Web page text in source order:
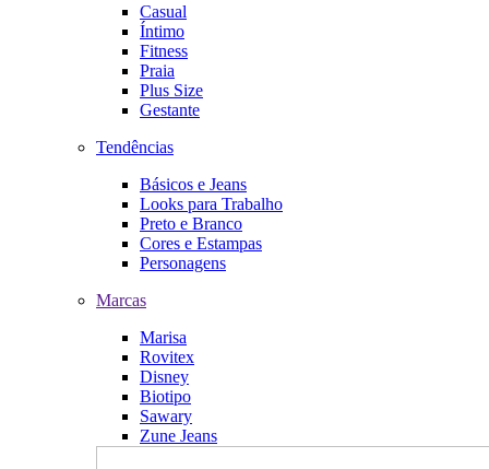
Casual
Íntimo
Fitness
Praia
Plus Size
Gestante
Tendências
Básicos e Jeans
Looks para Trabalho
Preto e Branco
Cores e Estampas
Personagens
Marcas
Marisa
Rovitex
Disney
Biotipo
Sawary
Zune Jeans